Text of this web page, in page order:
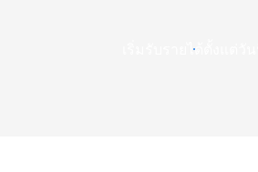
เริ่มรับรายได้ตั้งแต่วันนี้